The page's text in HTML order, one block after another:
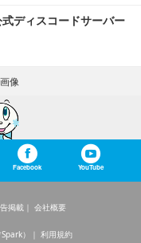
ディスコードサーバー
像
Facebook YouTube
掲載
会社概要
）
利用規約